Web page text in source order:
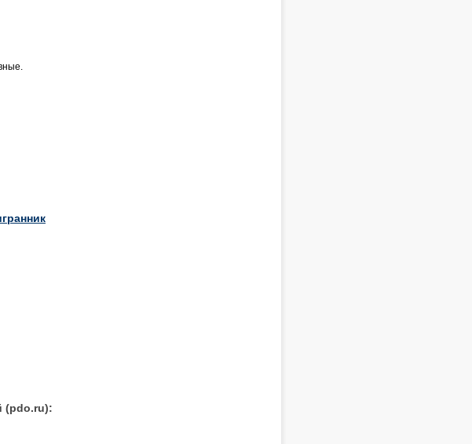
(pdo.ru):